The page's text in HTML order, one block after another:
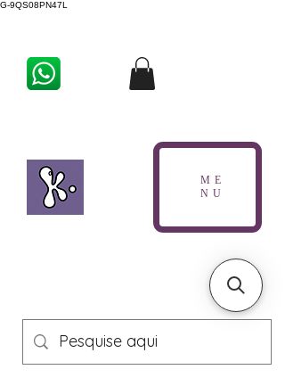
G-9QS08PN47L
ME
NU